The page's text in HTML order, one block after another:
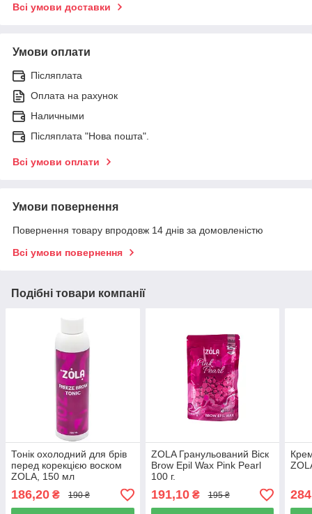
Всі умови доставки
Умови оплати
Післяплата
Оплата на рахунок
Наличными
Післяплата "Нова пошта".
Всі умови оплати
Умови повернення
Повернення товару впродовж 14 днів за домовленістю
Всі умови повернення
Подібні товари компанії
Тонік охолодний для брів
перед корекцією воском
ZOLA, 150 мл
186,20 ₴ 190 ₴
ZOLA Гранульований Віск
Brow Epil Wax Pink Pearl
100 г.
191,10₴ 195 ₴